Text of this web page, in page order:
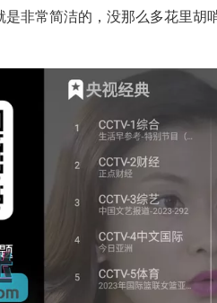
非常简洁的，没那么多花里